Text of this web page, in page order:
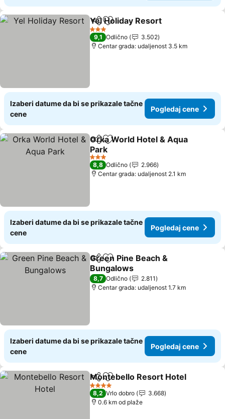
Deli Dodati u favorite
Yel Holiday Resort
3 Zvezdice
9,1 Odlično
3.502
Centar grada: udaljenost 3.5 km
Izaberi datume da bi se prikazale tačne
cene
Pogledaj cene
Deli Dodati u favorite
Orka World Hotel & Aqua
Park
Pogledaj cene
3 Zvezdice
8,8 Odlično
2.966
Centar grada: udaljenost 2.1 km
Izaberi datume da bi se prikazale tačne
cene
Pogledaj cene
Deli Dodati u favorite
Green Pine Beach &
Bungalows
Pogledaj cene
8,7 Odlično
2.811
Centar grada: udaljenost 1.7 km
Izaberi datume da bi se prikazale tačne
cene
Pogledaj cene
Deli Dodati u favorite
Montebello Resort Hotel
4 Zvezdice
8,2 Vrlo dobro
3.668
0.6 km od plaže